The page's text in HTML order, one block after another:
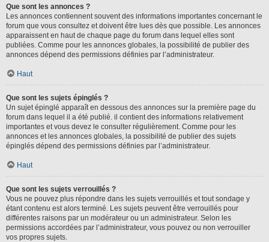
Que sont les annonces ?
Les annonces contiennent souvent des informations importantes concernant le
forum que vous consultez et doivent être lues dès que possible. Les annonces
apparaissent en haut de chaque page du forum dans lequel elles sont
publiées. Comme pour les annonces globales, la possibilité de publier des
annonces dépend des permissions définies par l’administrateur.
Haut
Que sont les sujets épinglés ?
Un sujet épinglé apparaît en dessous des annonces sur la première page du
forum dans lequel il a été publié. il contient des informations relativement
importantes et vous devez le consulter régulièrement. Comme pour les
annonces et les annonces globales, la possibilité de publier des sujets
épinglés dépend des permissions définies par l’administrateur.
Haut
Que sont les sujets verrouillés ?
Vous ne pouvez plus répondre dans les sujets verrouillés et tout sondage y
étant contenu est alors terminé. Les sujets peuvent être verrouillés pour
différentes raisons par un modérateur ou un administrateur. Selon les
permissions accordées par l’administrateur, vous pouvez ou non verrouiller
vos propres sujets.